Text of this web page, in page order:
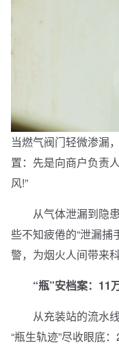
当燃气阀门轻微渗漏
置：先是向商户负责
风!”
从气体泄漏到隐患
些不知疲倦的“泄漏捕
警，为烟火人间带来
“瓶”安档案：11
从充装站的流水线
“瓶生轨迹”尽收眼底